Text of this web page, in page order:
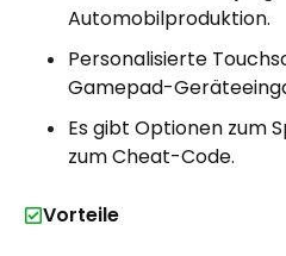
Automobilproduktion.
Personalisierte
Gamepad-
Es gibt Optionen zum
zum Cheat-Code.
Vorteile